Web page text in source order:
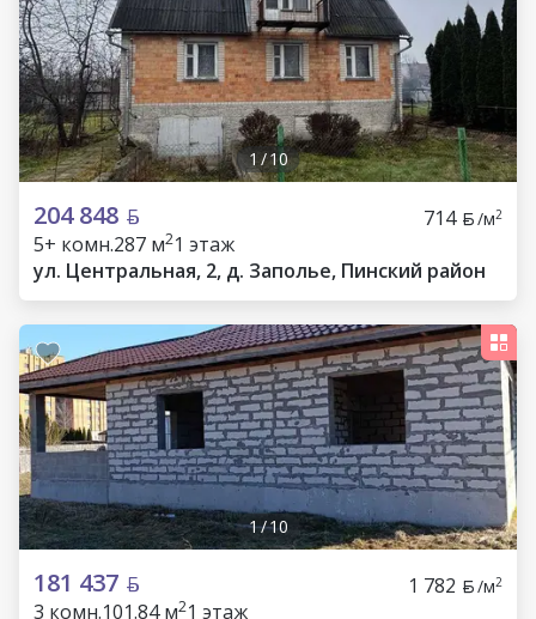
1/10
204 848 714 /м2
5+ комн.287 м21 этаж
ул. Центральная, 2, д. Заполье, Пинский район
1/10
181 437 1 782 /м2
3 комн.101.84 м21 этаж